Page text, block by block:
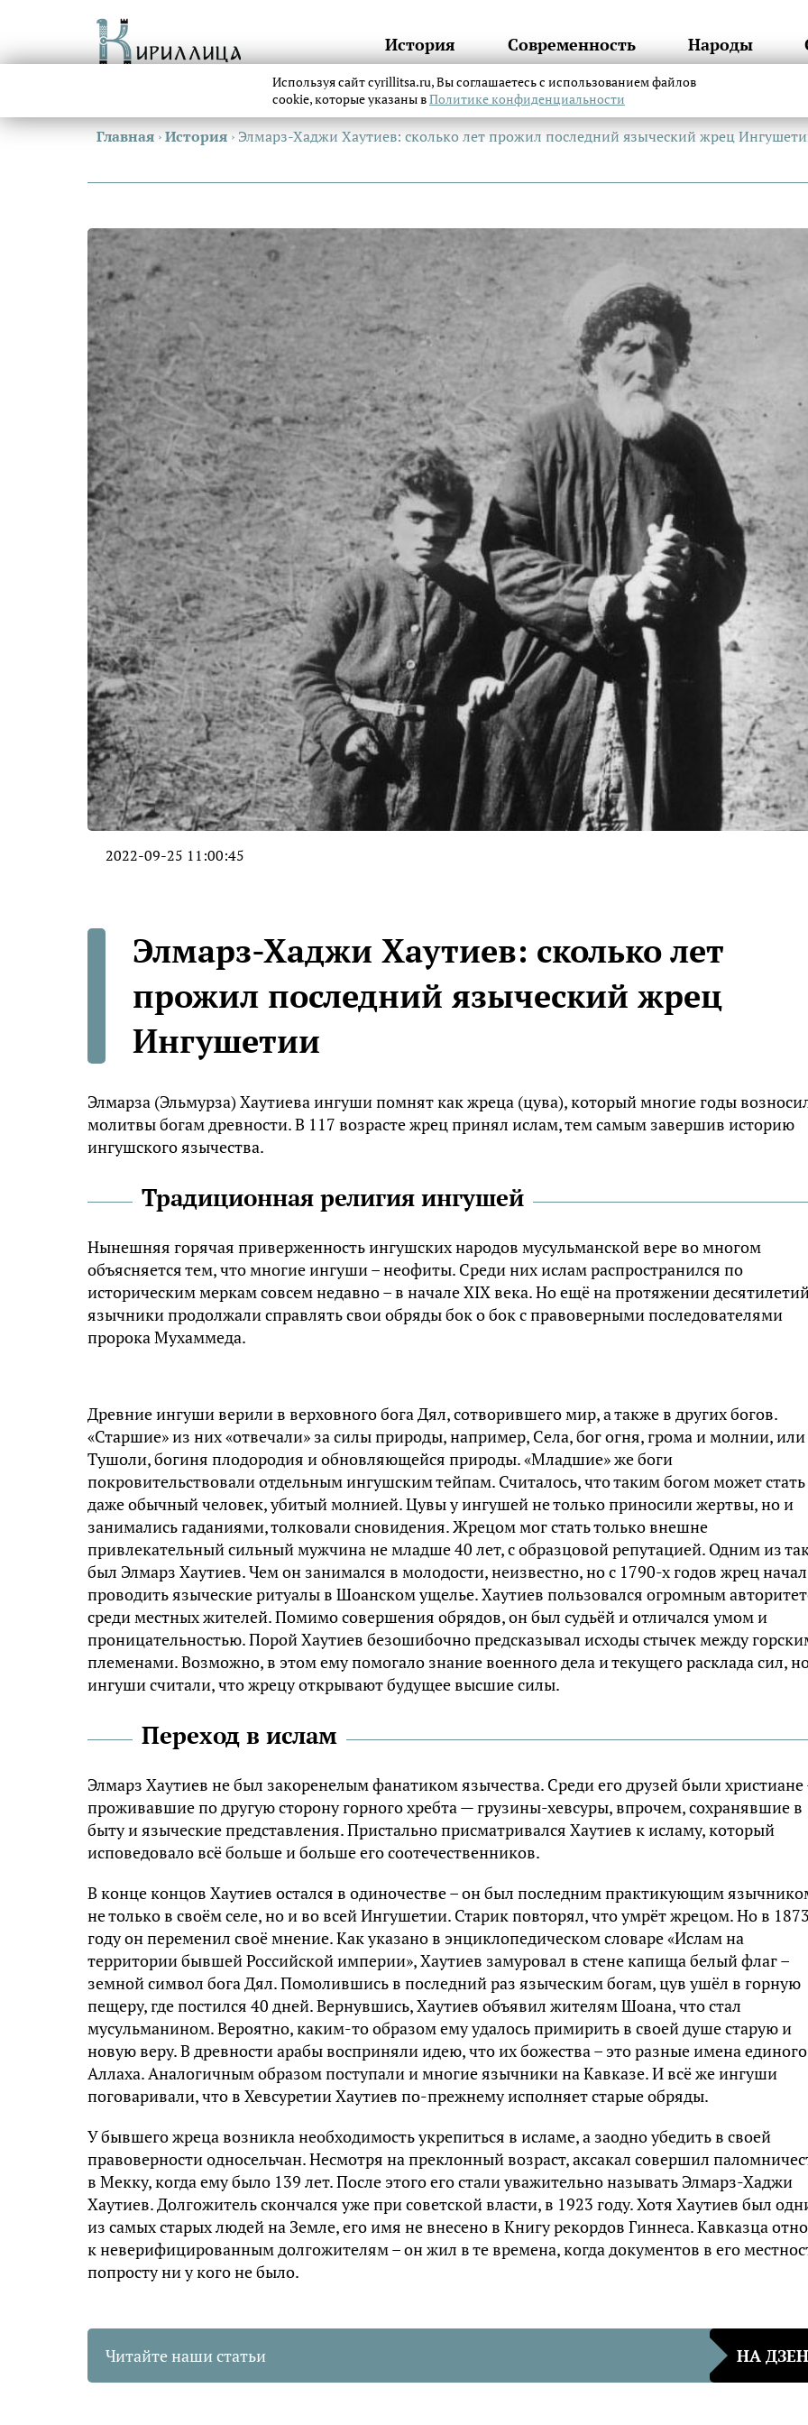
История Современность Народы
Главная ›История › Элмарз-Хаджи Хаутиев: сколько лет прожил последний языческий жрец
2022-09-25 11:00:45
Элмарз-Хаджи Хаутиев: сколько лет
прожил последний языческий жрец
Ингушетии
Элмарза (Эльмурза) Хаутиева ингуши помнят как жреца (цува), который многие годы
молитвы богам древности. В 117 возрасте жрец принял ислам, тем самым завершив историю
ингушского язычества.
Традиционная религия ингушей
Нынешняя горячая приверженность ингушских народов мусульманской вере во многом
объясняется тем, что многие ингуши – неофиты. Среди них ислам распространился по
историческим меркам совсем недавно – в начале XIX века. Но ещё на протяжении
язычники продолжали справлять свои обряды бок о бок с правоверными последователями
пророка Мухаммеда.
Древние ингуши верили в верховного бога Дял, сотворившего мир, а также в других богов.
«Старшие» из них «отвечали» за силы природы, например, Села, бог огня, грома и молнии, или
Тушоли, богиня плодородия и обновляющейся природы. «Младшие» же боги
покровительствовали отдельным ингушским тейпам. Считалось, что таким богом может стать
даже обычный человек, убитый молнией. Цувы у ингушей не только приносили жертвы, но и
занимались гаданиями, толковали сновидения. Жрецом мог стать только внешне
привлекательный сильный мужчина не младше 40 лет, с образцовой репутацией. Одним из
был Элмарз Хаутиев. Чем он занимался в молодости, неизвестно, но с 1790-х годов жрец начал
проводить языческие ритуалы в Шоанском ущелье. Хаутиев пользовался огромным
среди местных жителей. Помимо совершения обрядов, он был судьёй и отличался умом и
проницательностью. Порой Хаутиев безошибочно предсказывал исходы стычек между
племенами. Возможно, в этом ему помогало знание военного дела и текущего расклада сил,
ингуши считали, что жрецу открывают будущее высшие силы.
Переход в ислам
Элмарз Хаутиев не был закоренелым фанатиком язычества. Среди его друзей были христиане
проживавшие по другую сторону горного хребта — грузины-хевсуры, впрочем, сохранявшие в
быту и языческие представления. Пристально присматривался Хаутиев к исламу, который
исповедовало всё больше и больше его соотечественников.
В конце концов Хаутиев остался в одиночестве – он был последним практикующим
не только в своём селе, но и во всей Ингушетии. Старик повторял, что умрёт жрецом. Но в 1873
году он переменил своё мнение. Как указано в энциклопедическом словаре «Ислам на
территории бывшей Российской империи», Хаутиев замуровал в стене капища белый флаг –
земной символ бога Дял. Помолившись в последний раз языческим богам, цув ушёл в горную
пещеру, где постился 40 дней. Вернувшись, Хаутиев объявил жителям Шоана, что стал
мусульманином. Вероятно, каким-то образом ему удалось примирить в своей душе старую и
новую веру. В древности арабы восприняли идею, что их божества – это разные имена единого
Аллаха. Аналогичным образом поступали и многие язычники на Кавказе. И всё же ингуши
поговаривали, что в Хевсуретии Хаутиев по-прежнему исполняет старые обряды.
У бывшего жреца возникла необходимость укрепиться в исламе, а заодно убедить в своей
правоверности односельчан. Несмотря на преклонный возраст, аксакал совершил
в Мекку, когда ему было 139 лет. После этого его стали уважительно называть Элмарз-Хаджи
Хаутиев. Долгожитель скончался уже при советской власти, в 1923 году. Хотя Хаутиев был
из самых старых людей на Земле, его имя не внесено в Книгу рекордов Гиннеса. Кавказца
к неверифицированным долгожителям – он жил в те времена, когда документов в его
попросту ни у кого не было.
Читайте наши статьи НА ДЗЕН
Используя сайт cyrillitsa.ru, Вы соглашаетесь с использованием файлов
cookie, которые указаны вПолитике конфиденциальности